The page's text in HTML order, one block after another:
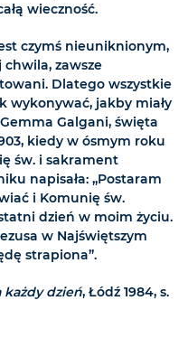
wieczność.
czymś nieuniknionym,
zawsze
Dlatego wszystkie
wykonywać, jakby miały
Galgani, święta
kiedy w ósmym roku
św. i sakrament
napisała: „Postaram
i Komunię św.
dzień w moim życiu.
w Najświętszym
strapiona”.
każdy dzień, Łódź 1984, s.